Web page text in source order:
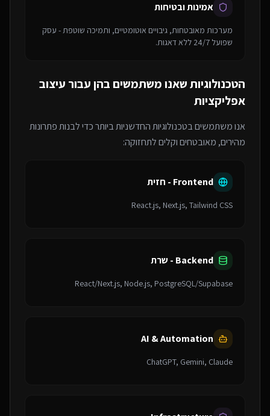
אמינות ובטיחות
מערכות מאובטחות, גיבויים אוטומטיים, ותמיכה שוטפת - עסק
שפועל 24/7 ללא דאגות.
הטכנולוגיות שאנו משתמשים בהן עבור עיצוב
אפליקציות
אנו משתמשים בטכנולוגיות החדשניות ביותר כדי לבנות פתרונות
מהירים, מאובטחים וקלים לתחזוקה:
Frontend - חזית
React.js, Next.js, Tailwind CSS
Backend - שרת
React/Next.js, Node.js, PostgreSQL/Supabase
AI & Automation
ChatGPT, Gemini, Claude